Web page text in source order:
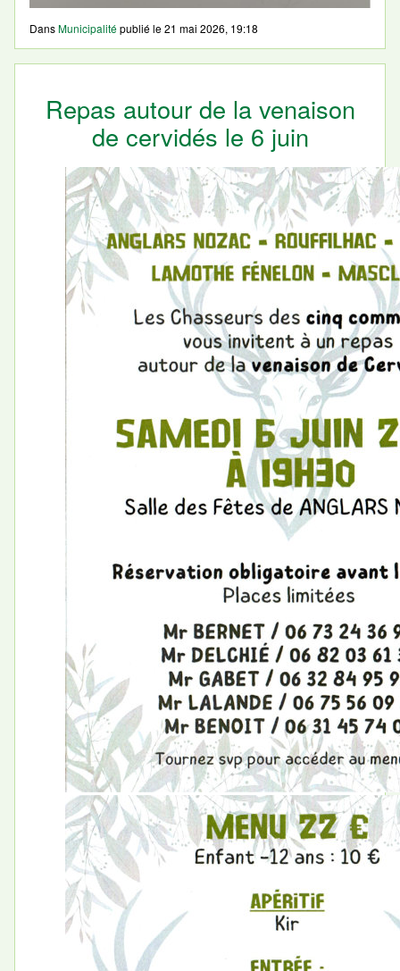
DansMunicipalitépublié le21 mai 2026, 19:18
Repas autour de la venaison
de cervidés le 6 juin